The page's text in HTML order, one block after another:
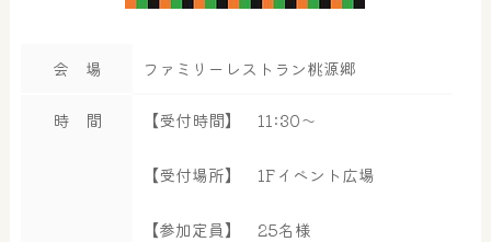
会 場 ファミリーレストラン桃源郷
時 間 【受付時間】 11:30～
【受付場所】 1Fイベント広場
【参加定員】 25名様